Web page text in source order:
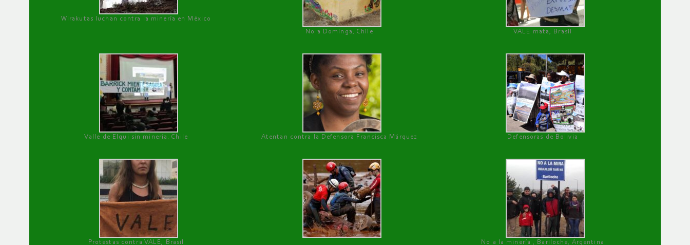
Wirakutas luchan contra la minería en México
No a Dominga, Chile
VALE mata, Brasil
Valle de Elqui sin minería. Chile Atentan contra la Defensora Francisca Márquez Defensoras de Bolivia
Protestas contra VALE, Brasil No a la minería , Bariloche, Argentina